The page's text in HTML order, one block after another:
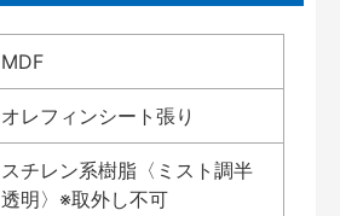
MDF
オレフィンシート張り
スチレン系樹脂〈ミスト調半
透明〉※取外し不可